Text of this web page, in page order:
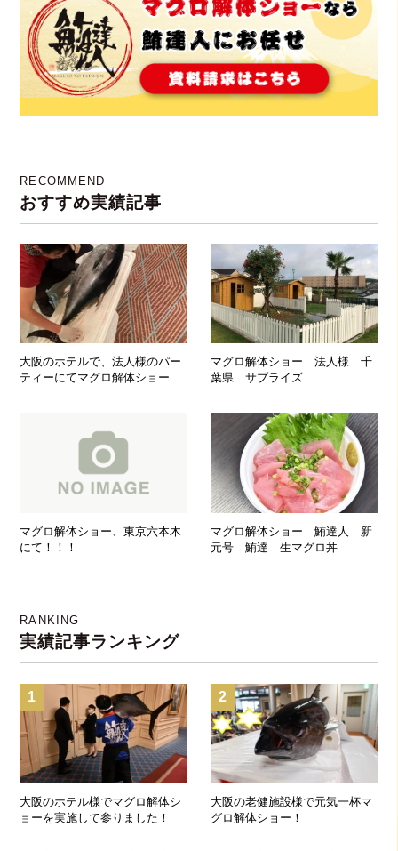
RECOMMEND
おすすめ実績記事
大阪のホテルで、法人様のパー
ティーにてマグロ解体ショーを
マグロ解体ショー 法人様 千
葉県 サプライズ
マグロ解体ショー、東京六本木
にて！！！
マグロ解体ショー 鮪達人 新
元号 鮪達 生マグロ丼
RANKING
実績記事ランキング
1
大阪のホテル様でマグロ解体シ
ョーを実施して参りました！
2
大阪の老健施設様で元気一杯マ
グロ解体ショー！